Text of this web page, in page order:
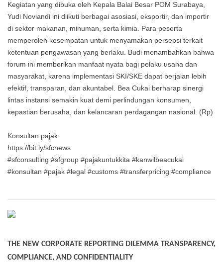
Kegiatan yang dibuka oleh Kepala Balai Besar POM Surabaya,
Yudi Noviandi ini diikuti berbagai asosiasi, eksportir, dan importir
di sektor makanan, minuman, serta kimia. Para peserta
memperoleh kesempatan untuk menyamakan persepsi terkait
ketentuan pengawasan yang berlaku. Budi menambahkan bahwa
forum ini memberikan manfaat nyata bagi pelaku usaha dan
masyarakat, karena implementasi SKI/SKE dapat berjalan lebih
efektif, transparan, dan akuntabel. Bea Cukai berharap sinergi
lintas instansi semakin kuat demi perlindungan konsumen,
kepastian berusaha, dan kelancaran perdagangan nasional. (Rp)
Konsultan pajak
https://bit.ly/sfcnews
#sfconsulting #sfgroup #pajakuntukkita #kanwilbeacukai
#konsultan #pajak #legal #customs #transferpricing #compliance
THE NEW CORPORATE REPORTING DILEMMA TRANSPARENCY,
COMPLIANCE, AND CONFIDENTIALITY